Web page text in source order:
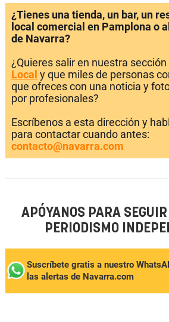
¿Tienes una tienda, un bar, un
local comercial en Pamplona o
de Navarra?
¿Quieres salir en nuestra sección
Local y que miles de personas
que ofreces con una noticia y
por profesionales?
Escríbenos a esta dirección y
para contactar cuando antes:
contacto@navarra.com
APÓYANOS PARA
PERIODISMO
Suscríbete gratis a nuestro
las alertas de Navarra.com